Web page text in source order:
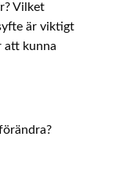
Vilket
är viktigt
att kunna